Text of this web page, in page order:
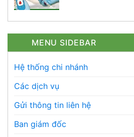
MENU SIDEBAR
Hệ thống chi nhánh
Các dịch vụ
Gửi thông tin liên hệ
Ban giám đốc